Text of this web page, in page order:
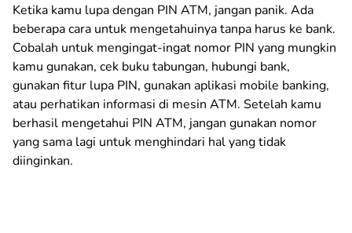
Ketika kamu lupa dengan PIN ATM, jangan panik. Ada
beberapa cara untuk mengetahuinya tanpa harus ke bank.
Cobalah untuk mengingat-ingat nomor PIN yang mungkin
kamu gunakan, cek buku tabungan, hubungi bank,
gunakan fitur lupa PIN, gunakan aplikasi mobile banking,
atau perhatikan informasi di mesin ATM. Setelah kamu
berhasil mengetahui PIN ATM, jangan gunakan nomor
yang sama lagi untuk menghindari hal yang tidak
diinginkan.